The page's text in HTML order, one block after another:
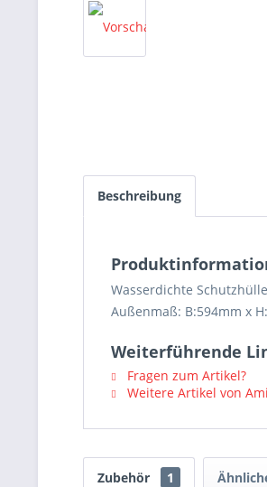
Beschreibung
Wasserdichte
Außenmaß: B:594mm x
Weiterführende
Fragen zum Artikel?
Weitere Artikel von
Zubehör 1